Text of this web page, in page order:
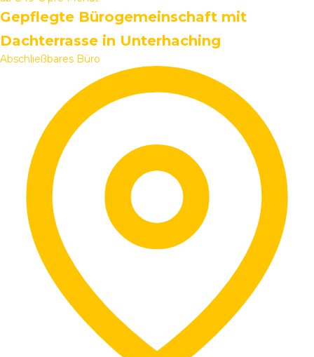
Gepflegte Bürogemeinschaft mit
Dachterrasse in Unterhaching
Abschließbares Büro